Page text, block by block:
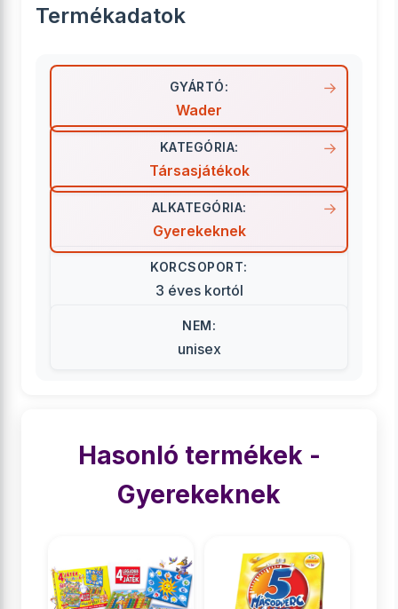
Termékadatok
GYÁRTÓ:
Wader
KATEGÓRIA:
Társasjátékok
ALKATEGÓRIA:
Gyerekeknek
KORCSOPORT:
3 éves kortól
NEM:
unisex
Hasonló termékek -
Gyerekeknek